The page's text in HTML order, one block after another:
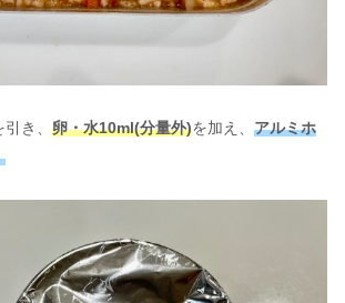
き、 卵・水10ml(分量外)を加え、 アルミホ